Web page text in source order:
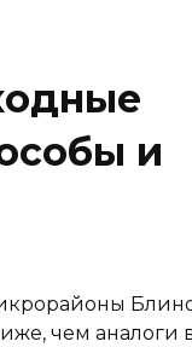
и
чем аналоги